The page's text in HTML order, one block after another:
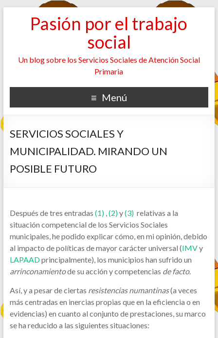
Pasión por el trabajo
social
Un blog sobre los Servicios Sociales de Atención Social
Primaria
Menú
SERVICIOS SOCIALES Y
MUNICIPALIDAD. MIRANDO UN
POSIBLE FUTURO
Después de tres entradas (1),(2)y(3)relativas a la
situación competencial de los Servicios Sociales
municipales, he podido explicar cómo, en mi opinión, debido
al impacto de políticas de mayor carácter universal (IMVy
LAPAADprincipalmente), los municipios han sufrido un
arrinconamientode su acción y competencias de facto.
Así, y a pesar de ciertas resistencias numantinas(a veces
más centradas en inercias propias que en la eficiencia o en
evidencias) en cuanto al conjunto de prestaciones, su marco
se ha reducido a las siguientes situaciones: